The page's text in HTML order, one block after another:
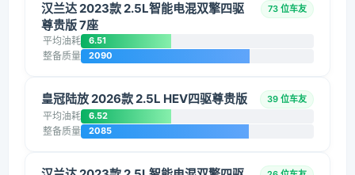
汉兰达 2023款 2.5L智能电混双擎四驱
尊贵版 7座
73 位车友
平均油耗 6.51
整备质量 2090
皇冠陆放 2026款 2.5L HEV四驱尊贵版 39 位车友
平均油耗 6.52
整备质量 2085